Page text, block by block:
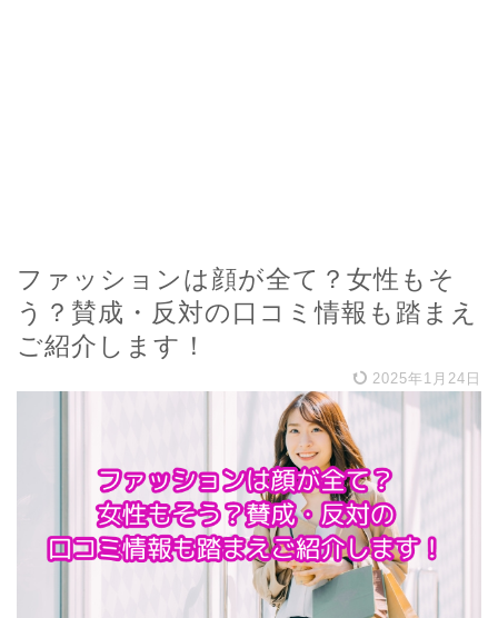
ファッションは顔が全て？女性もそ
う？賛成・反対の口コミ情報も踏まえ
ご紹介します！
2025年1月24日